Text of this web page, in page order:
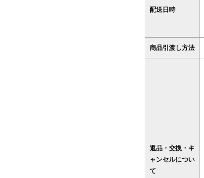
配送日時
商品引渡し方法
返品・交換・キ
ャンセルについ
て